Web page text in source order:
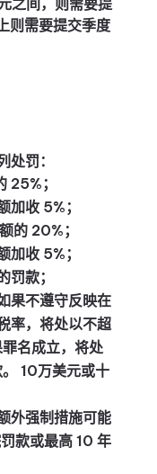
间，则需要提
需要提交季度
罚：
25%；
加收 5%；
的 20%；
加收 5%；
款；
果不遵守反映在
率，将处以不超
名成立，将处
10万美元或十
外强制措施可能
款或最高 10 年